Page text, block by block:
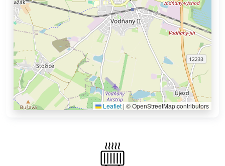
Leaflet | © OpenStreetMap contributors